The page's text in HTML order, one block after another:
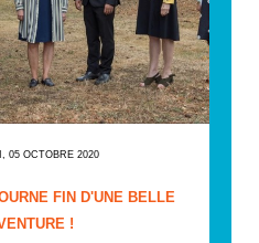
05 OCTOBRE 2020
FIN D'UNE BELLE
!